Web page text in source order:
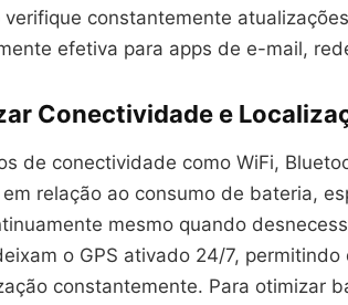
verifique constantemente
efetiva para apps de e-mail,
Conectividade e
de conectividade como WiFi,
relação ao consumo de bateria,
mesmo quando
o GPS ativado 24/7,
constantemente. Para otimizar